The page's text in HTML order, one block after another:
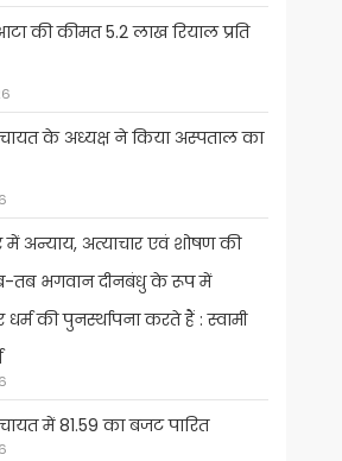
की कीमत 5.2 लाख रियाल प्रति
के अध्यक्ष ने किया अस्पताल का
अन्याय, अत्याचार एवं शोषण की
तब भगवान दीनबंधु के रूप में
की पुनर्स्थापना करते हैं : स्वामी
में 81.59 का बजट पारित